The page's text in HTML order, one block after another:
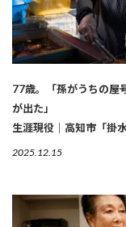
77歳。「孫がうちの屋
が出た」
生涯現役｜高知市「掛
2025.12.15